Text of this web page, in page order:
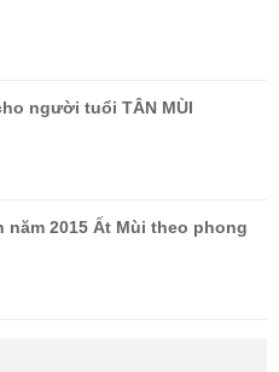
người tuổi TÂN MÙI
2015 Ất Mùi theo phong